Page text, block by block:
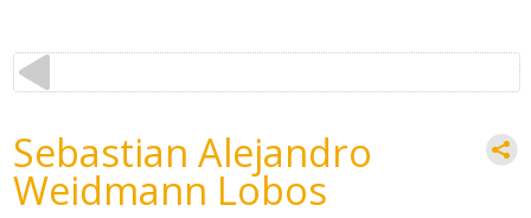
Sebastian Alejandro
Weidmann Lobos